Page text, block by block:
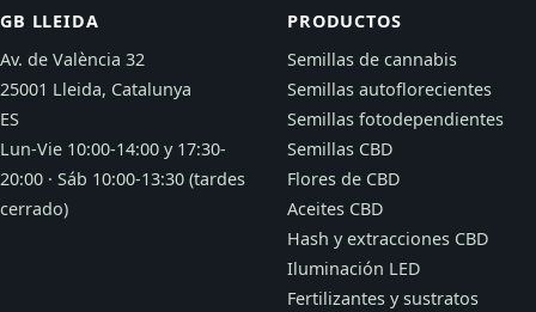
GB LLEIDA
Av. de València 32
25001 Lleida, Catalunya
ES
Lun-Vie 10:00-14:00 y 17:30-
20:00 · Sáb 10:00-13:30 (tardes
cerrado)
PRODUCTOS
Semillas de cannabis
Semillas autoflorecientes
Semillas fotodependientes
Semillas CBD
Flores de CBD
Aceites CBD
Hash y extracciones CBD
Iluminación LED
Fertilizantes y sustratos